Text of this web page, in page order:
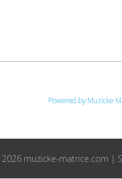
Powered by Muzicke
muzicke-matrice.com |